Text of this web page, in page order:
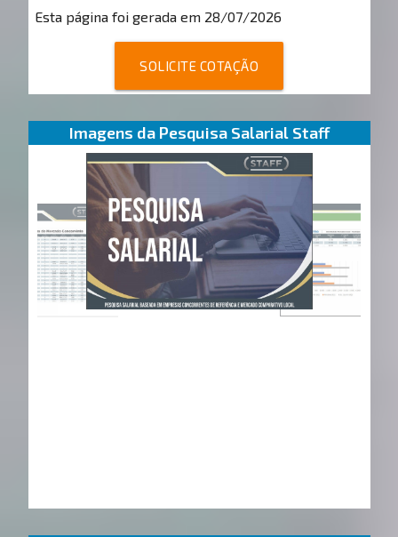
Esta página foi gerada em 28/07/2026
SOLICITE COTAÇÃO
Imagens da Pesquisa Salarial Staff